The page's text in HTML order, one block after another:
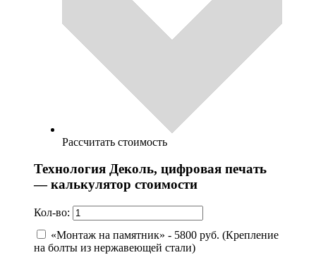
Рассчитать стоимость
Технология Деколь, цифровая печать
— калькулятор стоимости
Кол-во:
«Монтаж на памятник» - 5800 руб. (Крепление
на болты из нержавеющей стали)